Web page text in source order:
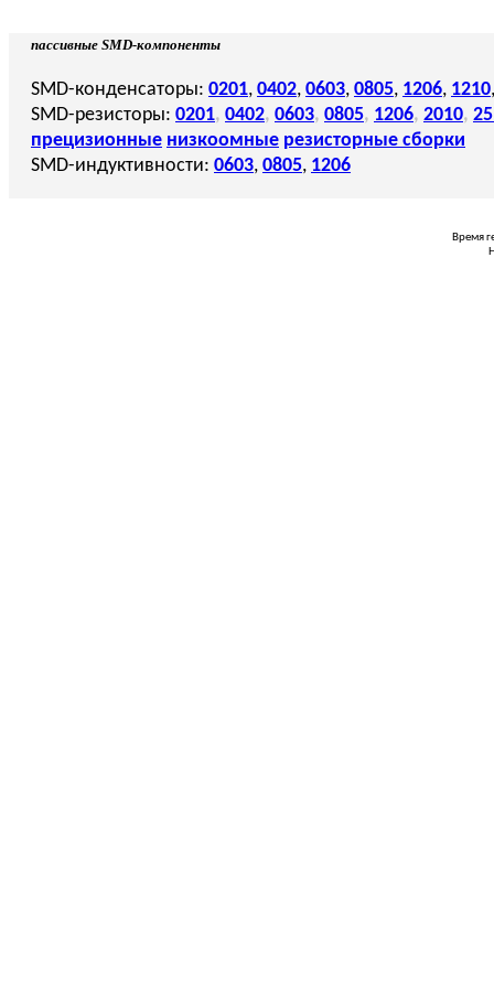
пассивные SMD-компоненты
SMD-конденсаторы: 0201, 0402, 0603, 0805, 1206, 1210,
SMD-резисторы: 0201, 0402, 0603, 0805, 1206, 2010,
прецизионные низкоомные резисторные сборки
SMD-индуктивности: 0603, 0805, 1206
Время